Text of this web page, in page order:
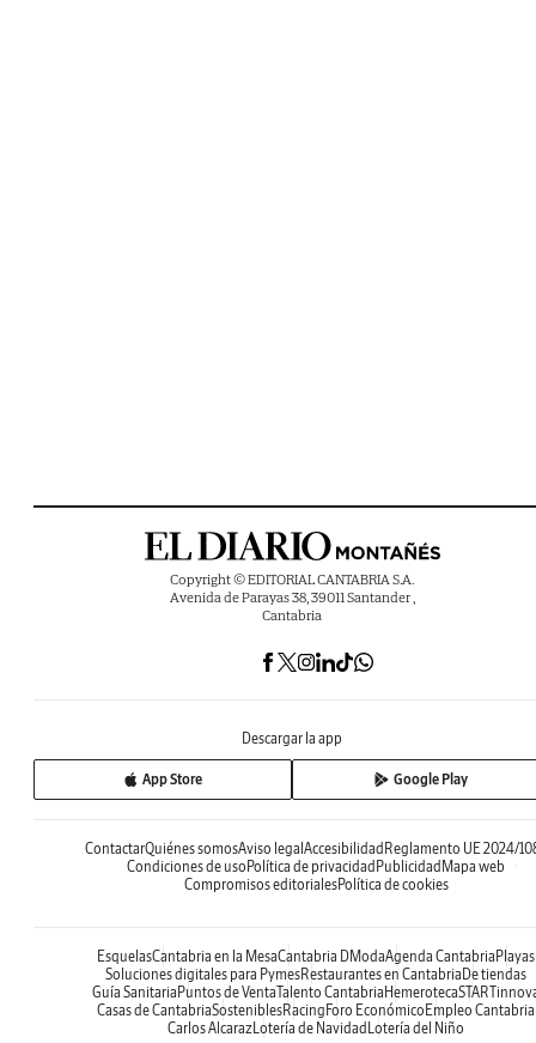
Copyright © EDITORIAL CANTABRIA S.A.
Avenida de Parayas 38, 39011 Santander ,
Cantabria
Descargar la app
App Store Google Play
ContactarQuiénes somosAviso legal Accesibilidad Reglamento UE 2024/
Condiciones de uso Política de privacidad Publicidad Mapa web
Compromisos editorialesPolítica de cookies
EsquelasCantabria en la MesaCantabria DModaAgenda Cantabria Playas
Soluciones digitales para PymesRestaurantes en Cantabria De tiendas
Guía Sanitaria Puntos de VentaTalento Cantabria Hemeroteca
Casas de CantabriaSosteniblesRacing Foro Económico Empleo Cantabria
Carlos Alcaraz Lotería de Navidad Lotería del Niño